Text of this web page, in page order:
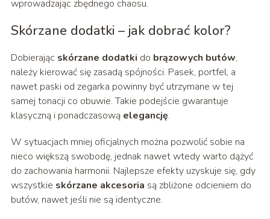
wprowadzając zbędnego chaosu.
Skórzane dodatki – jak dobrać kolor?
Dobierając skórzane dodatki do brązowych butów,
należy kierować się zasadą spójności. Pasek, portfel, a
nawet paski od zegarka powinny być utrzymane w tej
samej tonacji co obuwie. Takie podejście gwarantuje
klasyczną i ponadczasową elegancję.
W sytuacjach mniej oficjalnych można pozwolić sobie na
nieco większą swobodę, jednak nawet wtedy warto dążyć
do zachowania harmonii. Najlepsze efekty uzyskuje się, gdy
wszystkie skórzane akcesoria są zbliżone odcieniem do
butów, nawet jeśli nie są identyczne.